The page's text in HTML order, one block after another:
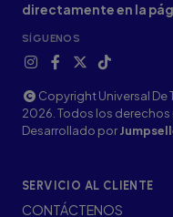
directamente en la
SÍGUENOS
Copyright Universal De
2026. Todos los derechos
Desarrollado por
SERVICIO AL CLIENTE
CONTÁCTENOS